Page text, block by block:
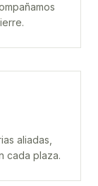
aliadas,
cada plaza.